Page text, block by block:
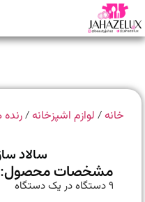
/لوازم اشپزخانه/رنده ها/
سالاد ساز
مشخصات محصول: